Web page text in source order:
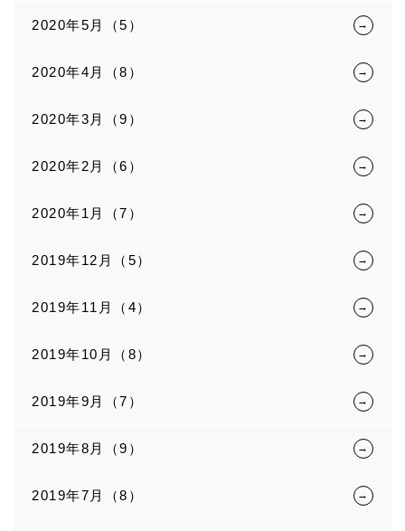
2020年5月（5）
2020年4月（8）
2020年3月（9）
2020年2月（6）
2020年1月（7）
2019年12月（5）
2019年11月（4）
2019年10月（8）
2019年9月（7）
2019年8月（9）
2019年7月（8）